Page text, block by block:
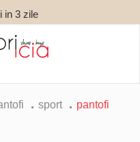
in 3 zile
sport
pantofi